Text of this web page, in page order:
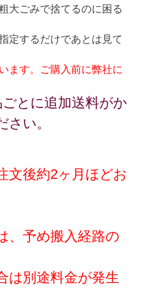
大ごみで捨てるのに困る
定するだけであとは見て
ます。ご購入前に弊社に
とに追加送料がか
い。
文後約2ヶ月ほどお
、予め搬入経路の
は別途料金が発生